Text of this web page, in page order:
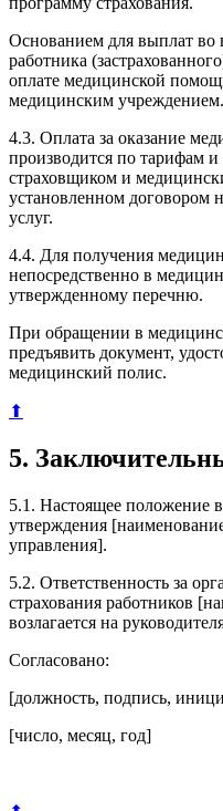
Основанием для выплат во
работника
оплате медицинской
медицинским учреждением.
4.3. Оплата за оказание
производится по тарифам
страховщиком и
установленном договором
услуг.
4.4. Для получения
непосредственно в
утвержденному перечню.
При обращении в
предъявить документ,
медицинский полис.
⬆
5.
5.1. Настоящее положение
утверждения
управления].
5.2. Ответственность за
страхования работников
возлагается на
Согласовано:
[должность, подпись,
[число, месяц, год]